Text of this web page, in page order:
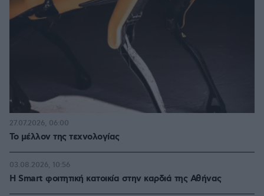
Το μέλλον της τεχνολογίας
27.07.2026, 06:00
Η Smart φοιτητική κατοικία στην καρδιά της Αθήνας
03.08.2026, 10:56